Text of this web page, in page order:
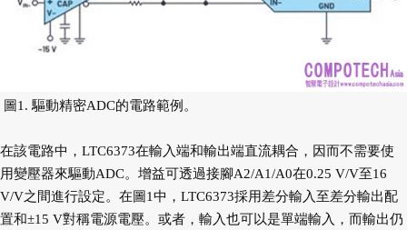
圖1. 驅動精密ADC的電路範例。
在該電路中，LTC6373在輸入端和輸出端直流耦合，因而不需要使
用變壓器來驅動ADC。增益可透過接腳A2/A1/A0在0.25 V/V至16
V/V之間進行設定。在圖1中，LTC6373採用差分輸入至差分輸出配
置和±15 V對稱電源電壓。或者，輸入也可以是單端輸入，而輸出仍